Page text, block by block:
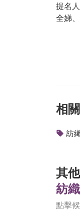
提名
全娣
相
紡
其
紡
點擊